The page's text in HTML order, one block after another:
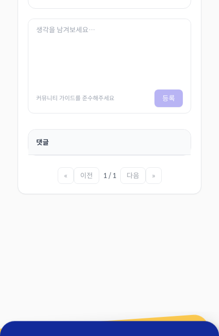
커뮤니티 가이드를 준수해주세요 등록
댓글
« 이전 1 / 1 다음 »